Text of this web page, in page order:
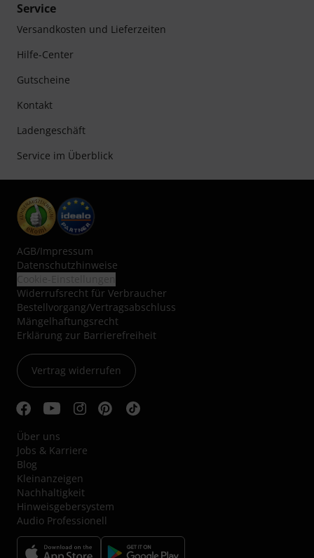
Service
Versandkosten und Lieferzeiten
Hilfe-Center
Gutscheine
Kontakt
Ladengeschäft
Service im Überblick
AGB/Impressum
Datenschutzhinweise
Widerrufsrecht für Verbraucher
Bestellvorgang/Vertragsabschluss
Mängelhaftungsrecht
Erklärung zur Barrierefreiheit
Vertrag widerrufen
Über uns
Jobs & Karriere
Blog
Kleinanzeigen
Nachhaltigkeit
Hinweisgebersystem
Audio Professionell